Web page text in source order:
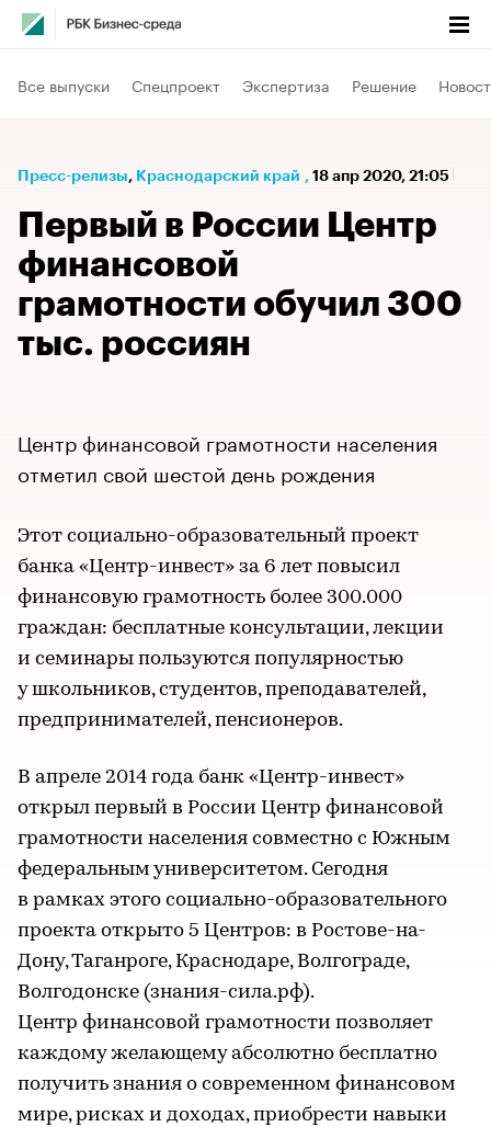
Все выпуски Спецпроект Экспертиза Решение
Пресс-релизы⁠, Краснодарский край , 18 апр 2020, 21:05
Первый в России Центр
финансовой
грамотности обучил 300
тыс. россиян
Центр финансовой грамотности населения
отметил свой шестой день рождения
Этот социально-образовательный проект
банка «Центр-инвест» за 6 лет повысил
финансовую грамотность более 300.000
граждан: бесплатные консультации, лекции
и семинары пользуются популярностью
у школьников, студентов, преподавателей,
предпринимателей, пенсионеров.
В апреле 2014 года банк «Центр-инвест»
открыл первый в России Центр финансовой
грамотности населения совместно с Южным
федеральным университетом. Сегодня
в рамках этого социально-образовательного
проекта открыто 5 Центров: в Ростове-на-
Дону, Таганроге, Краснодаре, Волгограде,
Волгодонске (знания-сила.рф).
Центр финансовой грамотности позволяет
каждому желающему абсолютно бесплатно
получить знания о современном финансовом
мире, рисках и доходах, приобрести навыки